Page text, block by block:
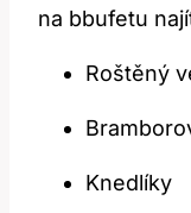
na bbufetu
Roštěný
Knedlíky